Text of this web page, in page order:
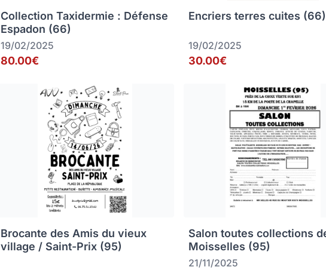
Collection Taxidermie : Défense
Espadon (66)
19/02/2025
80.00€
Encriers terres cuites (66)
19/02/2025
30.00€
Brocante des Amis du vieux
village / Saint-Prix (95)
Salon toutes collections
Moisselles (95)
21/11/2025